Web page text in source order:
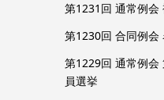
第1231回 通常例会
第1230回 合同例会
第1229回 通常例会
員選挙